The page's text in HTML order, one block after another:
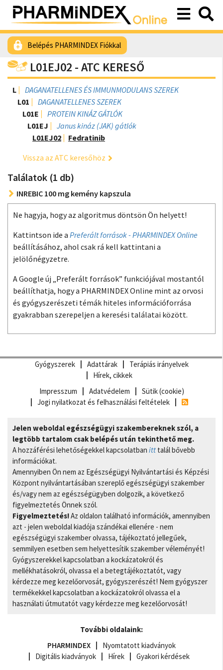
Belépés PHARMINDEX Fiókkal
L01EJ02 - ATC KERESŐ
L
DAGANATELLENES ÉS IMMUNMODULANS SZEREK
L01
DAGANATELLENES SZEREK
L01E
PROTEIN KINÁZ GÁTLÓK
L01EJ
Janus kináz (JAK) gátlók
L01EJ02
Fedratinib
Vissza az ATC keresőhöz
Találatok (1 db)
INREBIC 100 mg kemény kapszula
Ne hagyja, hogy az algoritmus döntsön Ön helyett!
Kattintson ide a Preferált források - PHARMINDEX Online
beállításához, ahol csak rá kell kattintani a
jelölőnégyzetre.
A Google új „Preferált források” funkciójával mostantól
beállíthatja, hogy a PHARMINDEX Online mint az orvosi
és gyógyszerészeti témák hiteles információforrása
gyakrabban szerepeljen a keresési találatai között.
Gyógyszerek Adattárak
Terápiás irányelvek
Hírek, cikkek
Impresszum
Adatvédelem
Sütik (cookie)
Jogi nyilatkozat és felhasználási feltételek
Jelen weboldal egészségügyi szakembereknek szól, a
legtöbb tartalom csak belépés után tekinthető meg.
A hozzáférési lehetőségekkel kapcsolatban itt talál bővebb
információkat.
Amennyiben Ön nem az Egészségügyi Nyilvántartási és Képzési
Központ nyilvántartásában szereplő egészségügyi szakember
és/vagy nem az egészségügyben dolgozik, a következő
figyelmeztetés Önnek szól.
Figyelmeztetés!Az oldalon található információk, amennyiben
azt - jelen weboldal kiadója szándékai ellenére - nem
egészségügyi szakember olvassa, tájékoztató jellegűek,
semmilyen esetben sem helyettesítik szakember véleményét!
Gyógyszerekkel kapcsolatban a kockázatokról és
mellékhatásokról, olvassa el a betegtájékoztatót, vagy
kérdezze meg kezelőorvosát, gyógyszerészét! Nem gyógyszer
termékekkel kapcsolatban a kockázatokról olvassa el a
használati útmutatót vagy kérdezze meg kezelőorvosát!
További oldalaink:
PHARMINDEX
Nyomtatott kiadványok
Digitális kiadványok
Hírek Gyakori kérdések